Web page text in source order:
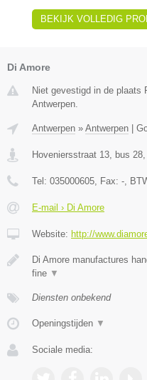
BEKIJK VOLLEDIG
Di Amore
Niet gevestigd in de plaats
Antwerpen.
Antwerpen » Antwerpen |
Hoveniersstraat 13, bus 28
Tel: 035000605 , Fax: - ,
E-mail › Di Amore
Website: http://
Di Amore manufactures
fine ▼
Diensten onbekend
Openingstijden ▼
Sociale media: